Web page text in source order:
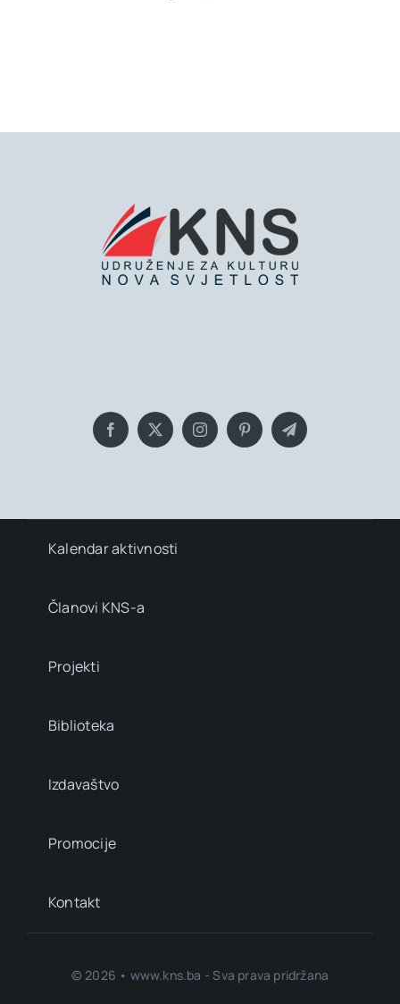
Kalendar aktivnosti
Članovi KNS-a
Projekti
Biblioteka
Izdavaštvo
Promocije
Kontakt
© 2026 • www.kns.ba - Sva prava pridržana